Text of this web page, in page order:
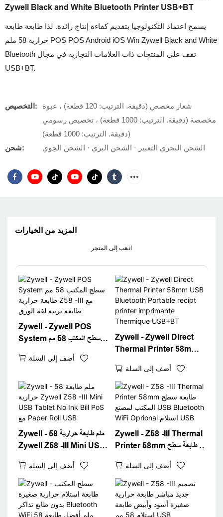
Zywell Black and White Bluetooth Printer USB+BT
يسمح اعتماد التكنولوجيا بتقديم كفاءة إنتاج رائدة. لذا طابعة طابعة
حرارية 58 ملم POS POS Android iOS Win Zywell Black and White
Bluetooth تقف على المنتجات ذات العلامات التجارية في مجال
USB+BT.
التخصيص:
شعار مخصص (دقيقة. الترتيب: 120 قطعة) ، عبوة
مخصصة (دقيقة. الترتيب: 1000 قطعة) ، تخصيص رسومي
(دقيقة. الترتيب: 1000 قطعة)
شحن:
الشحن البحري التعبير · الشحن البري · الشحن الجوي
المزيد من الخيارات
اذهب إلى المتجر
Zywell - Zywell POS
System سطح المكتب 58 مم
تربية لفة الورق
أضف إلى السلة
Zywell - Zywell Direct
Thermal Printer 58mm
Portable recipt printer
imprimante Thermique
USB+BT
أضف إلى السلة
Zywell - 58 ملم طابعة حرارية
Zywell Z58 -III Mini USB
مع Paper Roll USB
أضف إلى السلة
Zywell - Z58 -III Thermal
Printer 58mm طابعة سطح
Bluetooth WiFi
Oprional استلام USB
أضف إلى السلة